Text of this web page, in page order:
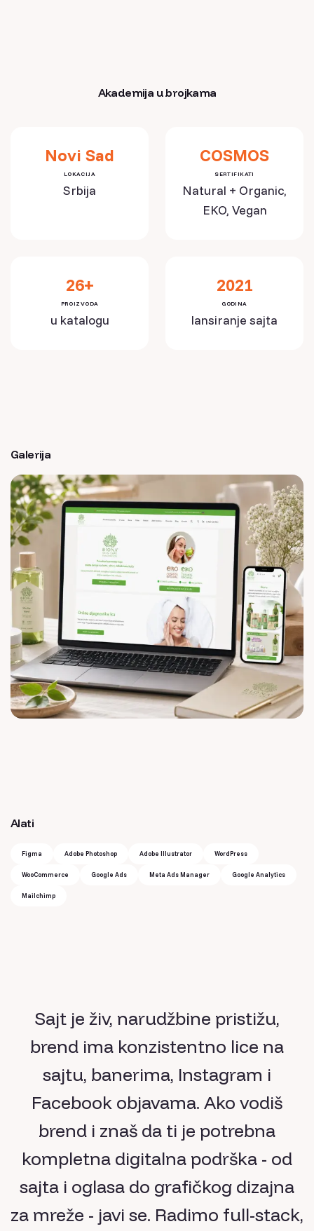
Akademija u brojkama
Novi Sad
LOKACIJA
Srbija
COSMOS
SERTIFIKATI
Natural + Organic,
EKO, Vegan
26+
PROIZVODA
u katalogu
2021
GODINA
lansiranje sajta
Galerija
Alati
Figma Adobe Photoshop Adobe Illustrator WordPress
WooCommerce Google Ads Meta Ads Manager Google Analytics
Mailchimp
Sajt je živ, narudžbine pristižu,
brend ima konzistentno lice na
sajtu, banerima, Instagram i
Facebook objavama. Ako vodiš
brend i znaš da ti je potrebna
kompletna digitalna podrška - od
sajta i oglasa do grafičkog dizajna
za mreže - javi se. Radimo full-stack,